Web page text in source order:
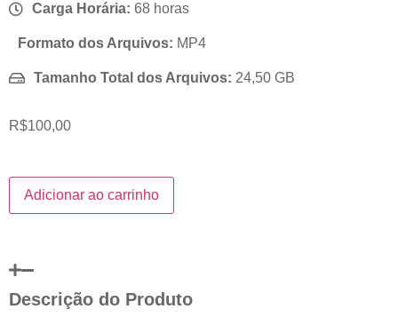
Carga Horária: 68 horas
Formato dos Arquivos: MP4
Tamanho Total dos Arquivos: 24,50 GB
R$100,00
Adicionar ao carrinho
Descrição do Produto